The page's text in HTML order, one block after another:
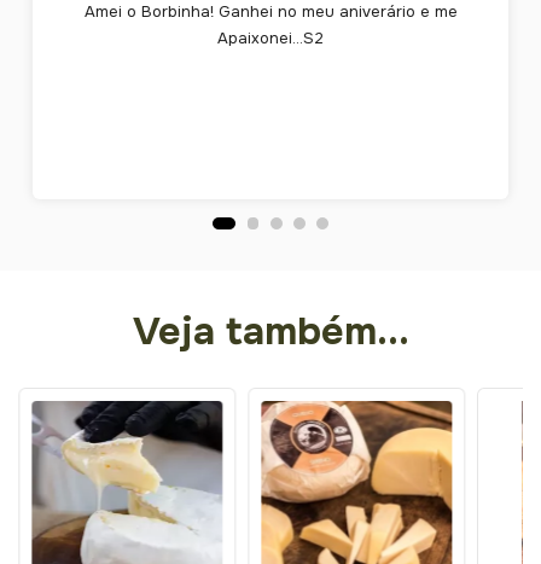
Amei o Borbinha! Ganhei no meu aniverário e me
Apaixonei...S2
Veja também...